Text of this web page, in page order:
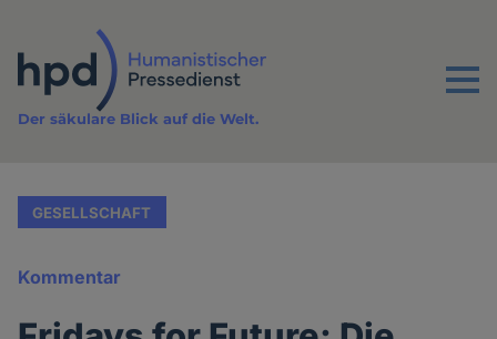
Inhalt
Menu
Der säkulare Blick auf die Welt.
GESELLSCHAFT
Kommentar